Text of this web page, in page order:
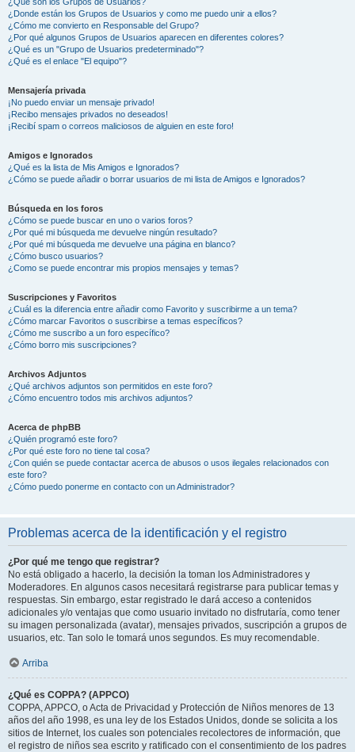
¿Donde están los Grupos de Usuarios y como me puedo unir a ellos?
¿Cómo me convierto en Responsable del Grupo?
¿Por qué algunos Grupos de Usuarios aparecen en diferentes colores?
¿Qué es un "Grupo de Usuarios predeterminado"?
¿Qué es el enlace "El equipo"?
Mensajería privada
¡No puedo enviar un mensaje privado!
¡Recibo mensajes privados no deseados!
¡Recibí spam o correos maliciosos de alguien en este foro!
Amigos e Ignorados
¿Qué es la lista de Mis Amigos e Ignorados?
¿Cómo se puede añadir o borrar usuarios de mi lista de Amigos e Ignorados?
Búsqueda en los foros
¿Cómo se puede buscar en uno o varios foros?
¿Por qué mi búsqueda me devuelve ningún resultado?
¿Por qué mi búsqueda me devuelve una página en blanco?
¿Cómo busco usuarios?
¿Como se puede encontrar mis propios mensajes y temas?
Suscripciones y Favoritos
¿Cuál es la diferencia entre añadir como Favorito y suscribirme a un tema?
¿Cómo marcar Favoritos o suscribirse a temas específicos?
¿Cómo me suscribo a un foro específico?
¿Cómo borro mis suscripciones?
Archivos Adjuntos
¿Qué archivos adjuntos son permitidos en este foro?
¿Cómo encuentro todos mis archivos adjuntos?
Acerca de phpBB
¿Quién programó este foro?
¿Por qué este foro no tiene tal cosa?
¿Con quién se puede contactar acerca de abusos o usos ilegales relacionados con
este foro?
¿Cómo puedo ponerme en contacto con un Administrador?
Problemas acerca de la identificación y el registro
¿Por qué me tengo que registrar?
No está obligado a hacerlo, la decisión la toman los Administradores y
Moderadores. En algunos casos necesitará registrarse para publicar temas y
respuestas. Sin embargo, estar registrado le dará acceso a contenidos
adicionales y/o ventajas que como usuario invitado no disfrutaría, como tener
su imagen personalizada (avatar), mensajes privados, suscripción a grupos de
usuarios, etc. Tan solo le tomará unos segundos. Es muy recomendable.
Arriba
¿Qué es COPPA? (APPCO)
COPPA, APPCO, o Acta de Privacidad y Protección de Niños menores de 13
años del año 1998, es una ley de los Estados Unidos, donde se solicita a los
sitios de Internet, los cuales son potenciales recolectores de información, que
el registro de niños sea escrito y ratificado con el consentimiento de los padres